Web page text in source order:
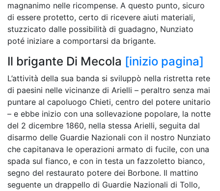
magnanimo nelle ricompense. A questo punto, sicuro
di essere protetto, certo di ricevere aiuti materiali,
stuzzicato dalle possibilità di guadagno, Nunziato
poté iniziare a comportarsi da brigante.
Il brigante Di Mecola [inizio pagina]
L’attività della sua banda si sviluppò nella ristretta rete
di paesini nelle vicinanze di Arielli – peraltro senza mai
puntare al capoluogo Chieti, centro del potere unitario
– e ebbe inizio con una sollevazione popolare, la notte
del 2 dicembre 1860, nella stessa Arielli, seguita dal
disarmo delle Guardie Nazionali con il nostro Nunziato
che capitanava le operazioni armato di fucile, con una
spada sul fianco, e con in testa un fazzoletto bianco,
segno del restaurato potere dei Borbone. Il mattino
seguente un drappello di Guardie Nazionali di Tollo,